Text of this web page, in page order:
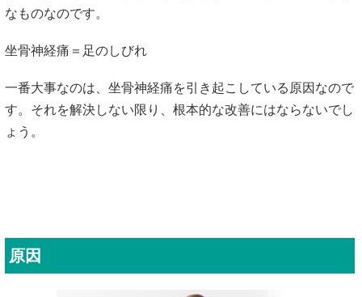
なものなのです。
坐骨神経痛＝足のしびれ
一番大事なのは、坐骨神経痛を引き起こしている原因なので
す。それを解決しない限り、根本的な改善にはならないでし
ょう。
原因